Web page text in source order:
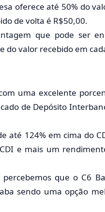
oferece até 50% do
de volta é R$50,00.
que pode ser
do valor recebido em
uma excelente
de Depósito
até 124% em cima do
e mais um
percebemos que o C6
sendo uma opção